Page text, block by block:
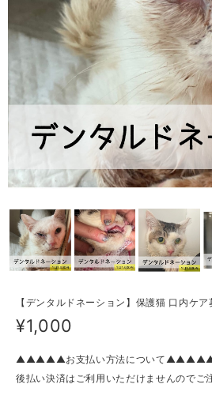
【デンタルドネーション】保護猫 口内ケ
¥1,000
▲▲▲▲▲お支払い方法について
後払い決済はご利用いただけませんのでご